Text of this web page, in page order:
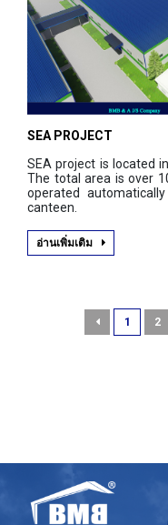
SEA PROJECT
SEA project is located
The total area is over
operated
canteen.
อ่านเพิ่มเติม
1 2